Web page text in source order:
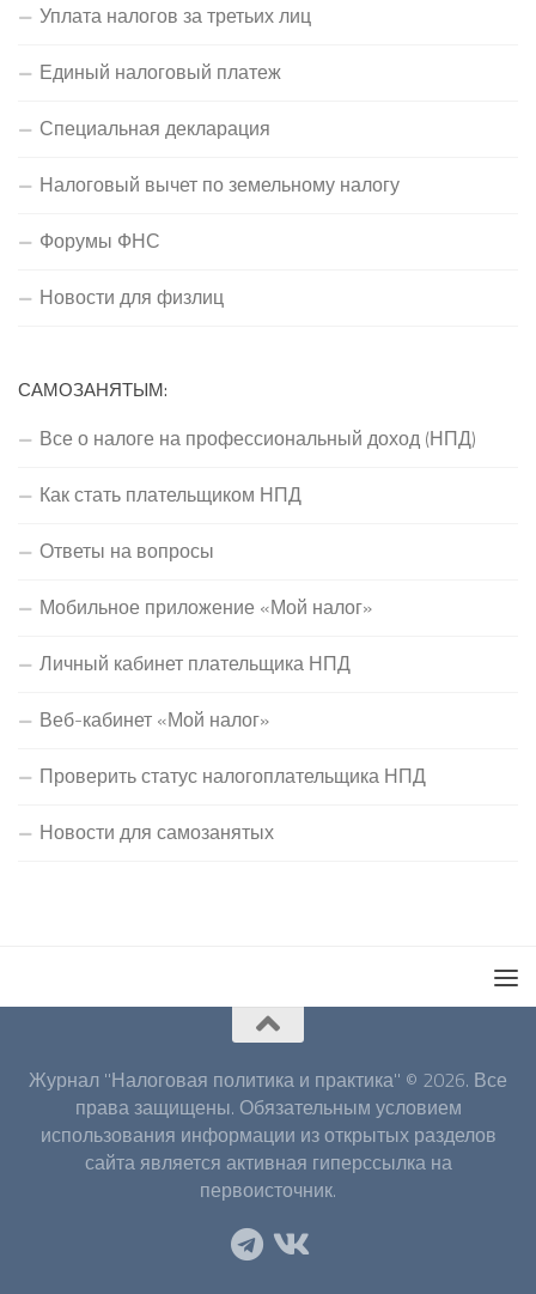
Уплата налогов за третьих лиц
Единый налоговый платеж
Специальная декларация
Налоговый вычет по земельному налогу
Форумы ФНС
Новости для физлиц
САМОЗАНЯТЫМ:
Все о налоге на профессиональный доход (НПД)
Как стать плательщиком НПД
Ответы на вопросы
Мобильное приложение «Мой налог»
Личный кабинет плательщика НПД
Веб-кабинет «Мой налог»
Проверить статус налогоплательщика НПД
Новости для самозанятых
Журнал "Налоговая политика и практика" © 2026. Все
права защищены. Обязательным условием
использования информации из открытых разделов
сайта является активная гиперссылка на
первоисточник.